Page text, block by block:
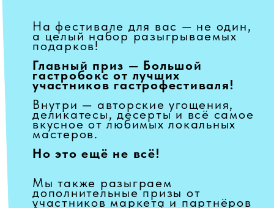
Внутри — авторские угощения,
деликатесы, десерты и всё самое
вкусное от любимых локальных
мастеров.
Но это ещё не всё!
Мы также разыграем
дополнительные призы от
участников маркета и партнёров
фестиваля — сертификаты,
подарочные наборы и приятные
сюрпризы.
Что нужно, чтобы участвовать?
✅ 1. Заполните короткую анкету
— имя, телефон и пару вопросов
(нам это поможет делать ещё
круче!);